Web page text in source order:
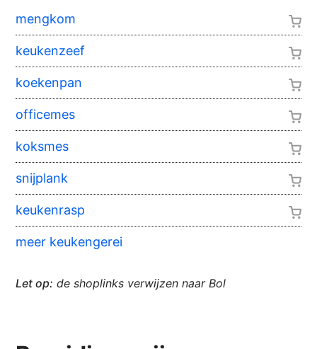
mengkom
keukenzeef
koekenpan
officemes
koksmes
snijplank
keukenrasp
meer keukengerei
Let op: de shoplinks verwijzen naar Bol